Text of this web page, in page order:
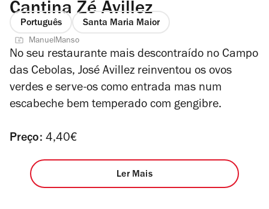
Cantina Zé Avillez
Português Santa Maria Maior
ManuelManso
No seu restaurante mais descontraído no Campo
das Cebolas, José Avillez reinventou os ovos
verdes e serve-os como entrada mas num
escabeche bem temperado com gengibre.
Preço: 4,40€
Ler Mais